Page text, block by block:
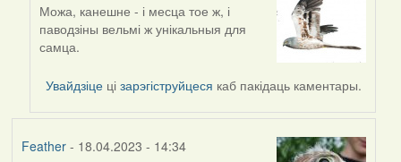
In
reply
to
Lighty
Можа, канешне - і месца тое ж, і
паводзіны вельмі ж унікальныя для
самца.
Увайдзіце цізарэгіструйцеся каб пакідаць каментары.
Feather- 18.04.2023 - 14:34